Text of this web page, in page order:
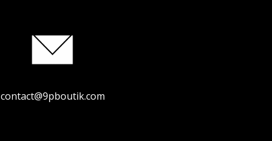
contact@9pboutik.com